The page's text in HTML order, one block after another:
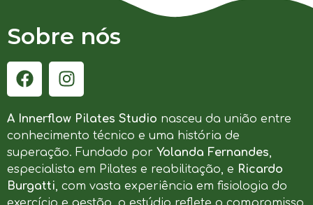
Sobre nós
A Innerflow Pilates Studio nasceu da união entre
conhecimento técnico e uma história de
superação. Fundado por Yolanda Fernandes,
especialista em Pilates e reabilitação, e Ricardo
Burgatti, com vasta experiência em fisiologia do